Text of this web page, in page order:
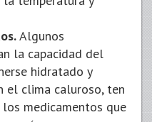
Algunos
la capacidad del
hidratado y
el clima caluroso, ten
medicamentos que